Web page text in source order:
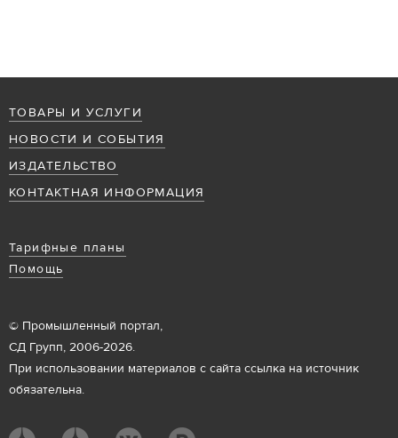
ТОВАРЫ И УСЛУГИ
НОВОСТИ И СОБЫТИЯ
ИЗДАТЕЛЬСТВО
КОНТАКТНАЯ ИНФОРМАЦИЯ
Тарифные планы
Помощь
© Промышленный портал,
СД Групп, 2006-2026.
При использовании материалов с сайта ссылка на источник
обязательна.